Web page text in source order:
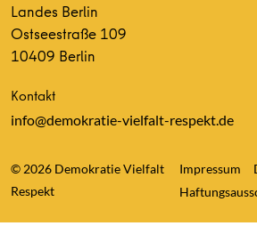
Landes Berlin
Ostseestraße 109
10409 Berlin
Kontakt
info@demokratie-vielfalt-respekt.de
© 2026 Demokratie Vielfalt
Respekt
Impressum